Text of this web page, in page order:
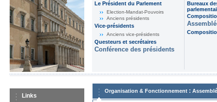
Le Président du Parlement
Election-Mandat-Pouvoirs
Anciens présidents
Vice-présidents
Anciens vice-présidents
Questeurs et secrétaires
Conférence des présidents
Bureaux
Links
Organisation & Fonctionnement :